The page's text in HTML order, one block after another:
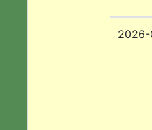
2026-